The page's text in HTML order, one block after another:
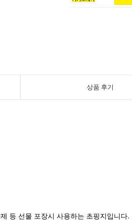
상품 후기
등 선물 포장시 사용하는 초핑지입니다.